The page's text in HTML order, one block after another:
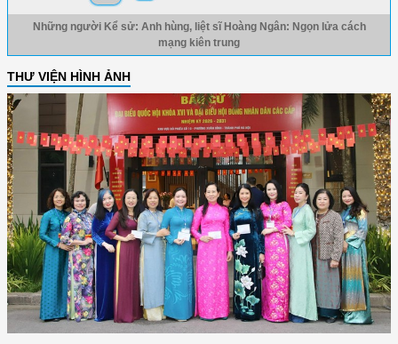
Những người Kể sử: Anh hùng, liệt sĩ Hoàng Ngân: Ngọn lửa cách
mạng kiên trung
THƯ VIỆN HÌNH ẢNH